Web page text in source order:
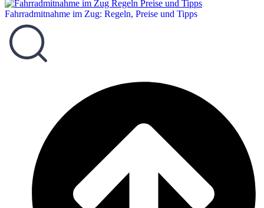
Fahrradmitnahme im Zug: Regeln, Preise und Tipps